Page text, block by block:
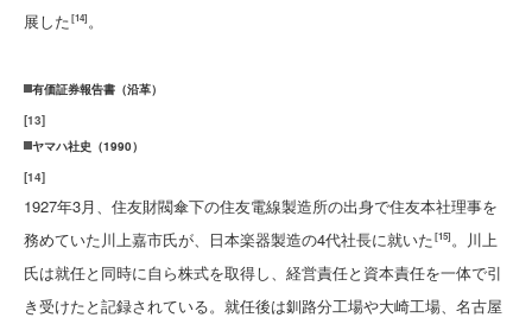
展した[14]。
有価証券報告書（沿革）
[13]
ヤマハ社史（1990）
[14]
1927年3月、住友財閥傘下の住友電線製造所の出身で住友本社理事を
務めていた川上嘉市氏が、日本楽器製造の4代社長に就いた[15]。川上
氏は就任と同時に自ら株式を取得し、経営責任と資本責任を一体で引
き受けたと記録されている。就任後は釧路分工場や大崎工場、名古屋